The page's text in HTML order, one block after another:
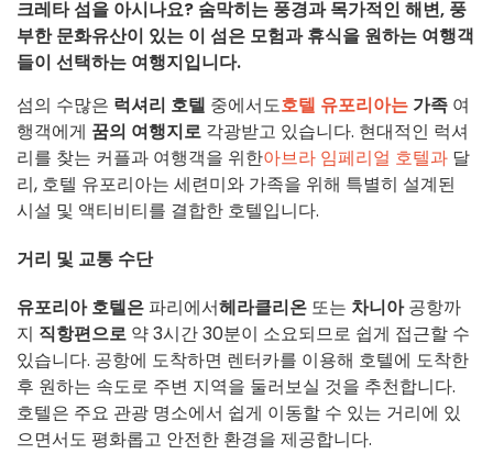
크레타 섬을 아시나요? 숨막히는 풍경과 목가적인 해변, 풍
부한 문화유산이 있는 이 섬은 모험과 휴식을 원하는 여행객
들이 선택하는 여행지입니다.
섬의 수많은 럭셔리 호텔 중에서도호텔 유포리아는 가족 여
행객에게 꿈의 여행지로 각광받고 있습니다. 현대적인 럭셔
리를 찾는 커플과 여행객을 위한아브라 임페리얼 호텔과 달
리, 호텔 유포리아는 세련미와 가족을 위해 특별히 설계된
시설 및 액티비티를 결합한 호텔입니다.
거리 및 교통 수단
유포리아 호텔은 파리에서헤라클리온 또는 차니아공항까
지 직항편으로 약 3시간 30분이 소요되므로 쉽게 접근할 수
있습니다. 공항에 도착하면 렌터카를 이용해 호텔에 도착한
후 원하는 속도로 주변 지역을 둘러보실 것을 추천합니다.
호텔은 주요 관광 명소에서 쉽게 이동할 수 있는 거리에 있
으면서도 평화롭고 안전한 환경을 제공합니다.